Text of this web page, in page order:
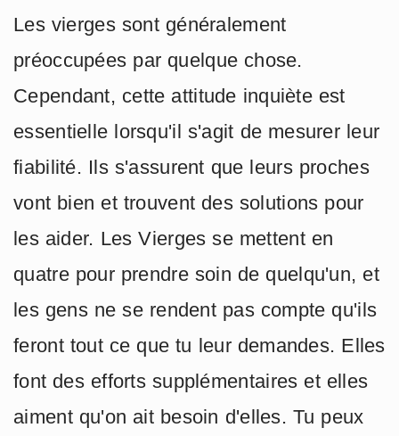
Les vierges sont généralement
préoccupées par quelque chose.
Cependant, cette attitude inquiète est
essentielle lorsqu'il s'agit de mesurer leur
fiabilité. Ils s'assurent que leurs proches
vont bien et trouvent des solutions pour
les aider. Les Vierges se mettent en
quatre pour prendre soin de quelqu'un, et
les gens ne se rendent pas compte qu'ils
feront tout ce que tu leur demandes. Elles
font des efforts supplémentaires et elles
aiment qu'on ait besoin d'elles. Tu peux